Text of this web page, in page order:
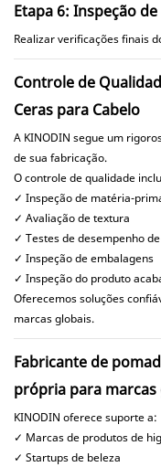
Etapa 6: Inspeção
Realizar verificações finais
Controle de
Ceras para Cabelo
A KINODIN segue um
de sua fabricação.
O controle de qualidade
✓ Inspeção de matéria-
✓ Avaliação de textura
✓ Testes de desempenho
✓ Inspeção de embalagens
✓ Inspeção do produto
Oferecemos soluções
marcas globais.
Fabricante de
própria para marcas
KINODIN oferece suporte a:
✓ Marcas de produtos de
✓ Startups de beleza